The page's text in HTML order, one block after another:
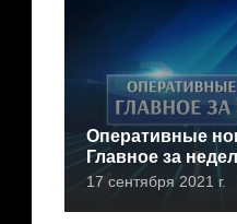
Оперативные
Главное за
17 сентября 2021 г.